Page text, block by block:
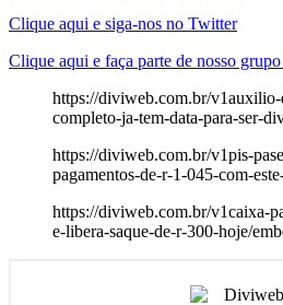
Clique aqui e siga-nos no Twitter
Clique aqui e faça parte de nosso
https://diviweb.com.br/
completo-ja-tem-data-para-ser-
https://diviweb.com.br/v1pis-
pagamentos-de-r-1-045-com-
https://diviweb.com.br/v1caixa-
e-libera-saque-de-r-300-hoje/